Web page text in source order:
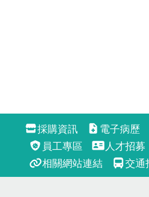
採購資訊 電子病歷
員工專區
人才招募
相關網站連結
交通